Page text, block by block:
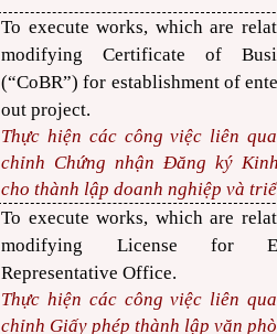
To execute works, which are
modifying Certificate of
(“CoBR”) for establishment of
out project.
Thực hiện các công việc liên
chỉnh Chứng nhận Đăng ký
cho thành lập doanh nghiệp và
To execute works, which are
modifying License for
Representative Office.
Thực hiện các công việc liên
chỉnh Giấy phép thành lập văn